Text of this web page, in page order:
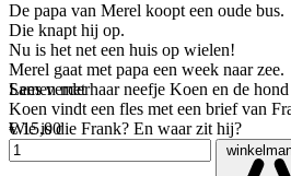
De papa van Merel koopt een oude bus.
Die knapt hij op.
Nu is het net een huis op wielen!
Merel gaat met papa een week naar zee.
Samen met haar neefje Koen en de
Koen vindt een fles met een brief van
Wie is die Frank? En waar zit hij?
Lees verder
€ 15,00